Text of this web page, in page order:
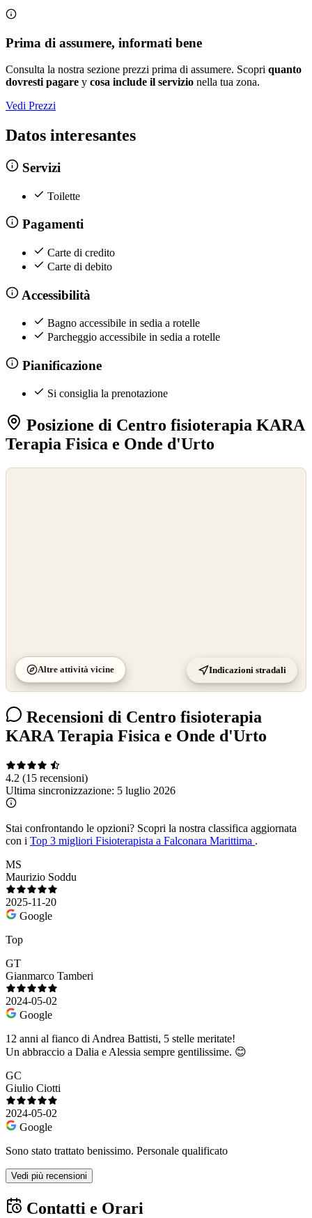
Prima di assumere, informati bene
Consulta la nostra sezione prezzi prima di assumere. Scopri quanto
dovresti pagare y cosa include il servizio nella tua zona.
Vedi Prezzi
Datos interesantes
Servizi
Toilette
Pagamenti
Carte di credito
Carte di debito
Accessibilità
Bagno accessibile in sedia a rotelle
Parcheggio accessibile in sedia a rotelle
Pianificazione
Si consiglia la prenotazione
Posizione di Centro fisioterapia KARA
Terapia Fisica e Onde d'Urto
Altre attività vicine Indicazioni stradali
Recensioni di Centro fisioterapia
KARA Terapia Fisica e Onde d'Urto
4.2 (15 recensioni)
Ultima sincronizzazione: 5 luglio 2026
Stai confrontando le opzioni? Scopri la nostra classifica aggiornata
con i Top 3 migliori Fisioterapista a Falconara Marittima .
MS
Maurizio Soddu
2025-11-20
Google
Top
GT
Gianmarco Tamberi
2024-05-02
Google
12 anni al fianco di Andrea Battisti, 5 stelle meritate!
Un abbraccio a Dalia e Alessia sempre gentilissime. 😊
GC
Giulio Ciotti
2024-05-02
Google
Sono stato trattato benissimo. Personale qualificato
Vedi più recensioni
Contatti e Orari